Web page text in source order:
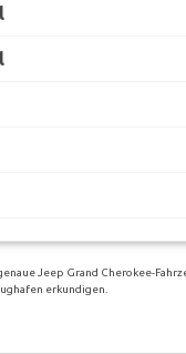
Jeep Grand Cherokee-
erkundigen.